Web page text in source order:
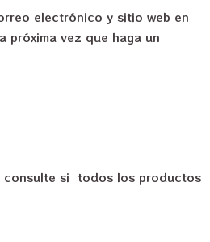
electrónico y sitio web en
próxima vez que haga un
consulte si todos los productos